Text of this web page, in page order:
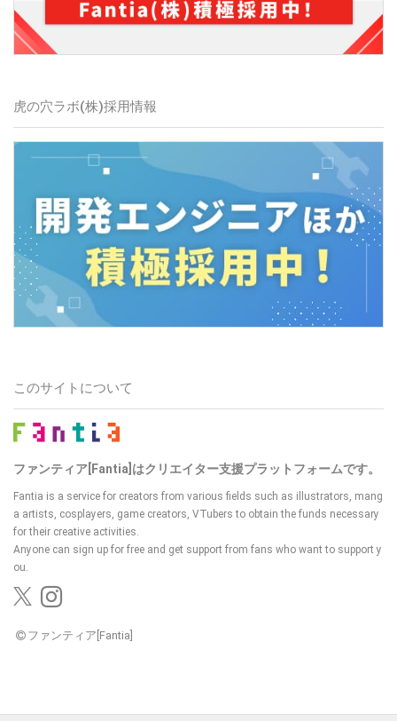
虎の穴ラボ(株)採用情報
このサイトについて
ファンティア[Fantia]はクリエイター支援プラットフォームです。
Fantia is a service for creators from various fields such as illustrators, mang
a artists, cosplayers, game creators, VTubers to obtain the funds necessary
for their creative activities.
Anyone can sign up for free and get support from fans who want to support y
ou.
ファンティア[Fantia]